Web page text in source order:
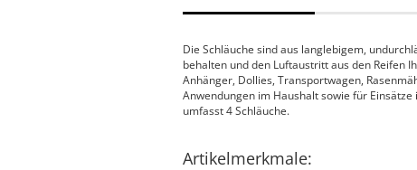
Die Schläuche sind aus langlebigem,
behalten und den Luftaustritt aus den Reifen
Anhänger, Dollies, Transportwagen,
Anwendungen im Haushalt sowie für
umfasst 4 Schläuche.
Artikelmerkmale: